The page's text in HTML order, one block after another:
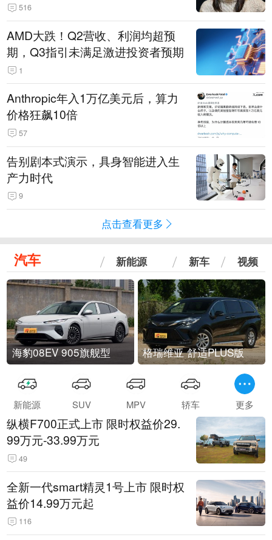
516
AMD大跌！Q2营收、利润均超预
期，Q3指引未满足激进投资者预期
1
Anthropic年入1万亿美元后，算力
价格狂飙10倍
57
告别剧本式演示，具身智能进入生
产力时代
9
点击查看更多
汽车 新能源 新车 视频
海豹08EV 905旗舰型 格瑞维亚 舒适PLUS版
新能源 SUV MPV 轿车 更多
纵横F700正式上市 限时权益价29.
99万元-33.99万元
49
全新一代smart精灵1号上市 限时权
益价14.99万元起
116